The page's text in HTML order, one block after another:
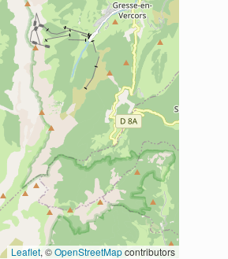
Leaflet, ©OpenStreetMapcontributors